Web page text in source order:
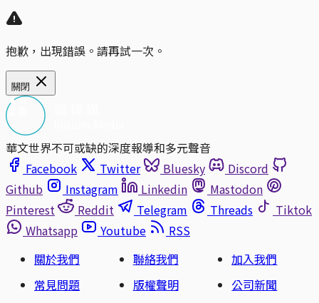
抱歉，出現錯誤。請再試一次。
關閉
華文世界不可或缺的深度報導和多元聲音
Facebook
Twitter Bluesky
Discord
Github
Instagram Linkedin
Mastodon
Pinterest
Reddit Telegram Threads
Tiktok
Whatsapp
Youtube
RSS
關於我們
聯絡我們
加入我們
常見問題
版權聲明
公司新聞